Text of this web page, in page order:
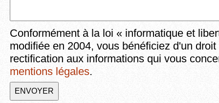
Conformément à la loi « informatique et
modifiée en 2004, vous bénéficiez d'un
rectification aux informations qui vous
mentions légales.